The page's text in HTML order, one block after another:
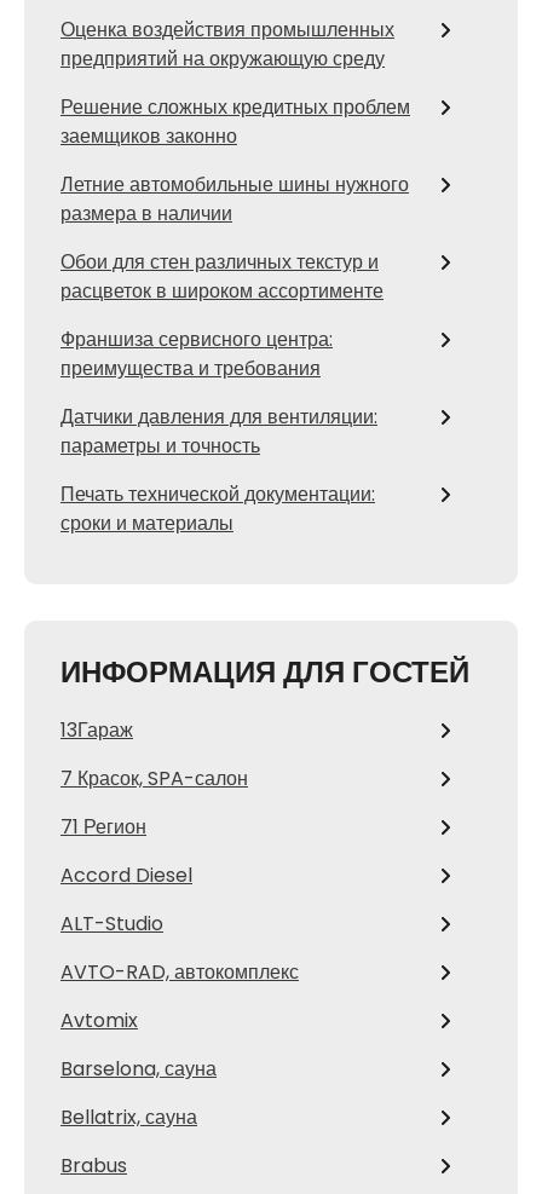
Оценка воздействия промышленных
предприятий на окружающую среду
Решение сложных кредитных проблем
заемщиков законно
Летние автомобильные шины нужного
размера в наличии
Обои для стен различных текстур и
расцветок в широком ассортименте
Франшиза сервисного центра:
преимущества и требования
Датчики давления для вентиляции:
параметры и точность
Печать технической документации:
сроки и материалы
ИНФОРМАЦИЯ ДЛЯ ГОСТЕЙ
13Гараж
7 Красок, SPA-салон
71 Регион
Accord Diesel
ALT-Studio
AVTO-RAD, автокомплекс
Avtomix
Barselona, сауна
Bellatrix, сауна
Brabus